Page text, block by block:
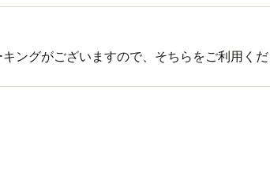
ングがございますので、そちらをご利用くだ